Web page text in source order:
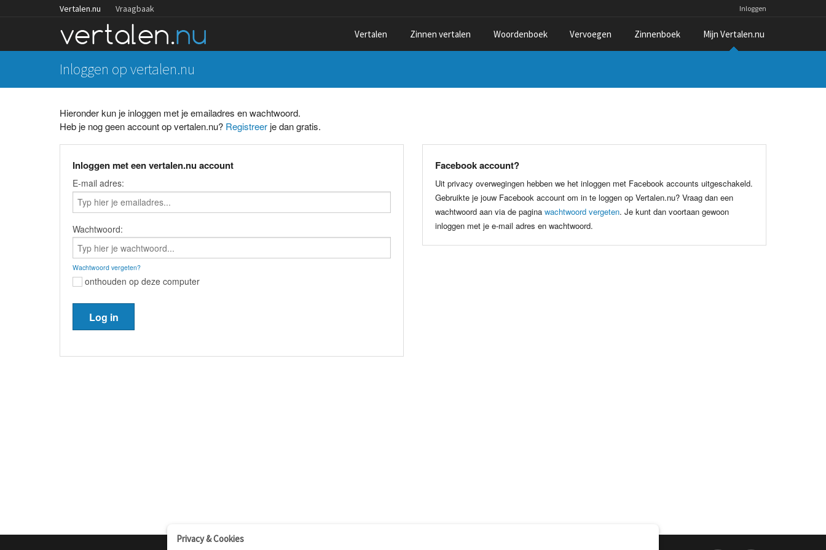
Vertalen.nu Vraagbaak Inloggen
Vertalen Zinnen vertalen Woordenboek Vervoegen Zinnenboek Mijn Vertalen.nu
Inloggen op vertalen.nu
Hieronder kun je inloggen met je emailadres en wachtwoord.
Heb je nog geen account op vertalen.nu? Registreerje dan gratis.
Inloggen met een vertalen.nu account
E-mail adres:
Wachtwoord:
Wachtwoord vergeten?
onthouden op deze computer
Facebook account?
Uit privacy overwegingen hebben we het inloggen met Facebook accounts uitgeschakeld.
Gebruikte je jouw Facebook account om in te loggen op Vertalen.nu? Vraag dan een
wachtwoord aan via de pagina wachtwoord vergeten. Je kunt dan voortaan gewoon
inloggen met je e-mail adres en wachtwoord.
Privacy & Cookies